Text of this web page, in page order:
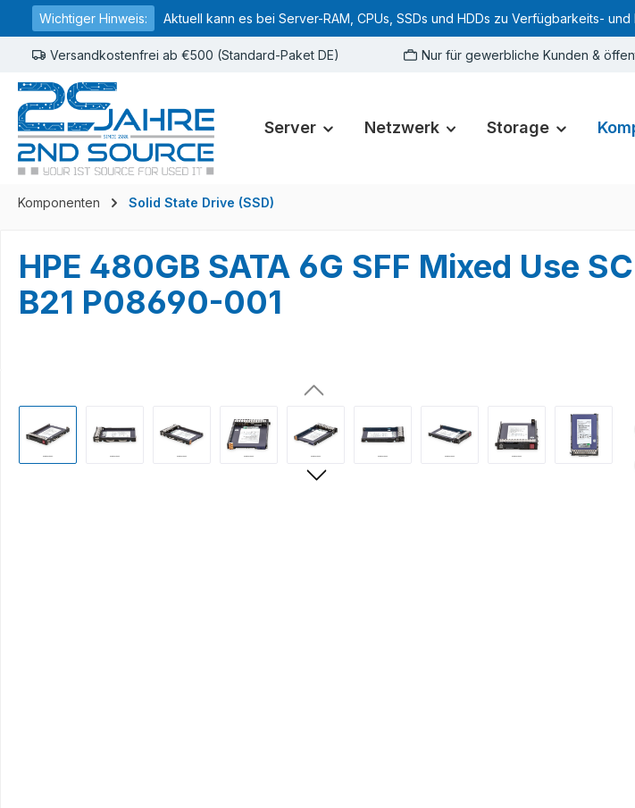
Zur Hauptnavigation springen
Wichtiger Hinweis: Aktuell kann es bei Server-RAM, CPUs, SSDs und HDDs zu Verfügbarkeits-
Versandkostenfrei ab €500 (Standard-Paket DE) Nur für gewerbliche Kunden &
Server Netzwerk Storage
Komponenten Solid State Drive (SSD)
HPE 480GB SATA 6G SFF Mixed Use
B21 P08690-001